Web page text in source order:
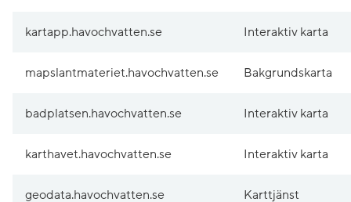
kartapp.havochvatten.se Interaktiv karta
mapslantmateriet.havochvatten.se Bakgrundskarta
badplatsen.havochvatten.se Interaktiv karta
karthavet.havochvatten.se Interaktiv karta
geodata.havochvatten.se Karttjänst